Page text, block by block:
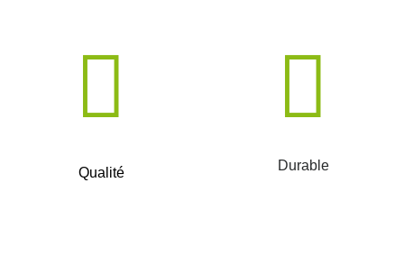
Qualité Durable